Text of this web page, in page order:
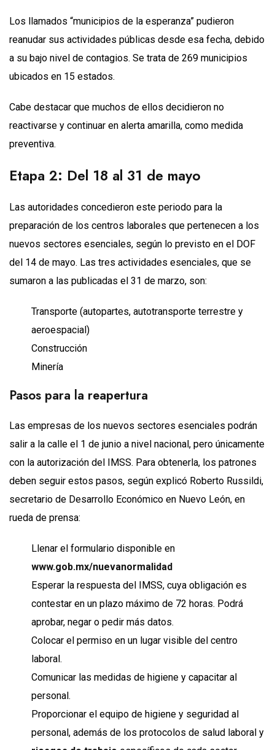
Los llamados “municipios de la esperanza” pudieron
reanudar sus actividades públicas desde esa fecha, debido
a su bajo nivel de contagios. Se trata de 269 municipios
ubicados en 15 estados.
Cabe destacar que muchos de ellos decidieron no
reactivarse y continuar en alerta amarilla, como medida
preventiva.
Etapa 2: Del 18 al 31 de mayo
Las autoridades concedieron este periodo para la
preparación de los centros laborales que pertenecen a los
nuevos sectores esenciales, según lo previsto en el DOF
del 14 de mayo. Las tres actividades esenciales, que se
sumaron a las publicadas el 31 de marzo, son:
Transporte (autopartes, autotransporte terrestre y
aeroespacial)
Construcción
Minería
Pasos para la reapertura
Las empresas de los nuevos sectores esenciales podrán
salir a la calle el 1 de junio a nivel nacional, pero únicamente
con la autorización del IMSS. Para obtenerla, los patrones
deben seguir estos pasos, según explicó Roberto Russildi,
secretario de Desarrollo Económico en Nuevo León, en
rueda de prensa:
Llenar el formulario disponible en
www.gob.mx/nuevanormalidad
Esperar la respuesta del IMSS, cuya obligación es
contestar en un plazo máximo de 72 horas. Podrá
aprobar, negar o pedir más datos.
Colocar el permiso en un lugar visible del centro
laboral.
Comunicar las medidas de higiene y capacitar al
personal.
Proporcionar el equipo de higiene y seguridad al
personal, además de los protocolos de salud laboral y